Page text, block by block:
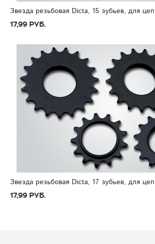
Звезда резьбовая Dicta, 15 зубьев, для
17,99 руб.
Звезда резьбовая Dicta, 17 зубьев, для
17,99 руб.